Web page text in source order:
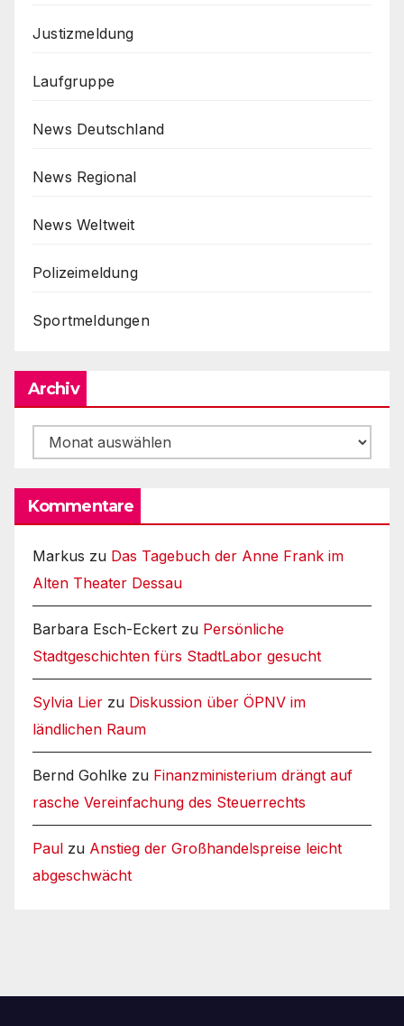
Justizmeldung
Laufgruppe
News Deutschland
News Regional
News Weltweit
Polizeimeldung
Sportmeldungen
Archiv
Archiv
Kommentare
Markus zu Das Tagebuch der Anne Frank im
Alten Theater Dessau
Barbara Esch-Eckert zu Persönliche
Stadtgeschichten fürs StadtLabor gesucht
Sylvia Lier zu Diskussion über ÖPNV im
ländlichen Raum
Bernd Gohlke zu Finanzministerium drängt auf
rasche Vereinfachung des Steuerrechts
Paul zu Anstieg der Großhandelspreise leicht
abgeschwächt